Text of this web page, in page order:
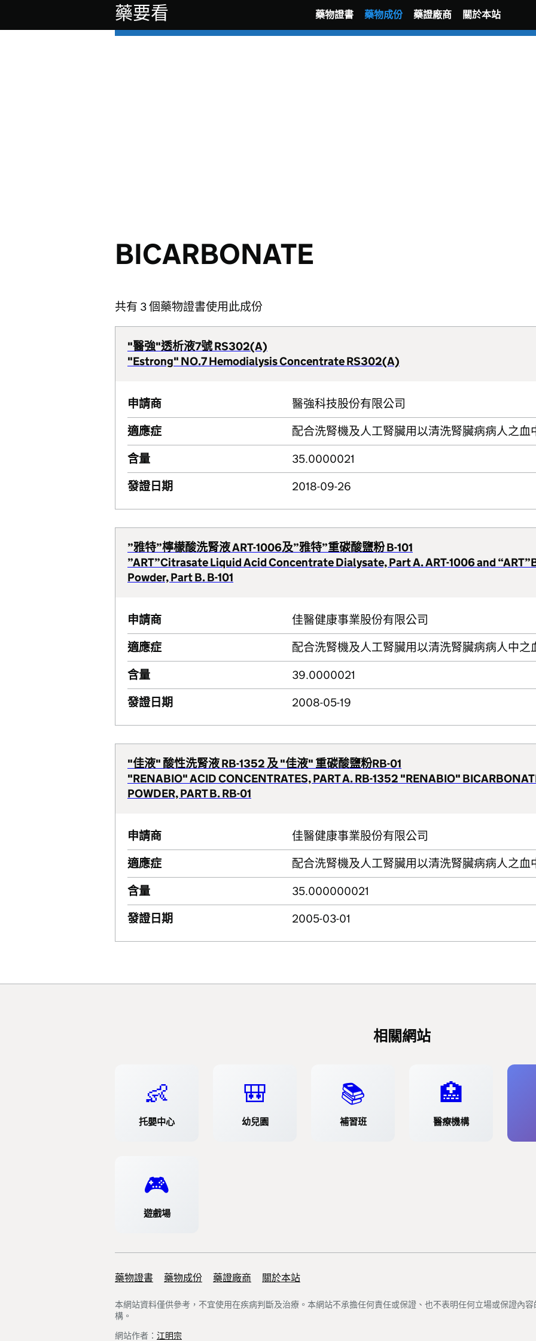
藥要看 藥物證書 藥物成份 藥證廠商 關於本站
BICARBONATE
共有 3 個藥物證書使用此成份
"醫強"透析液7號 RS302(A)
"Estrong" NO.7 Hemodialysis Concentrate RS302(A)
申請商
醫強科技股份有限公司
適應症
配合洗腎機及人工腎臟用以清洗腎臟病病人之血
含量
35.0000021
發證日期
2018-09-26
”雅特”檸檬酸洗腎液 ART-1006及”雅特”重碳酸鹽粉 B-101
”ART”Citrasate Liquid Acid Concentrate Dialysate, Part A. ART-1006 and
Powder, Part B. B-101
申請商
佳醫健康事業股份有限公司
適應症
配合洗腎機及人工腎臟用以清洗腎臟病病人中之
含量
39.0000021
發證日期
2008-05-19
"佳液" 酸性洗腎液 RB-1352 及 "佳液" 重碳酸鹽粉RB-01
"RENABIO" ACID CONCENTRATES, PART A. RB-1352 "RENABIO"
POWDER, PART B. RB-01
申請商
佳醫健康事業股份有限公司
適應症
配合洗腎機及人工腎臟用以清洗腎臟病病人之血
含量
35.000000021
發證日期
2005-03-01
相關網站
👶
托嬰中心
🎒
幼兒園
📚
補習班
🏥
醫療機構
🎮
遊戲場
Support links
藥物證書 藥物成份 藥證廠商 關於本站
本網站資料僅供參考，不宜使用在疾病判斷及治療。本網站不承擔任何責任或保證、也不表明任何立場或保證內
構。
網站作者： 江明宗